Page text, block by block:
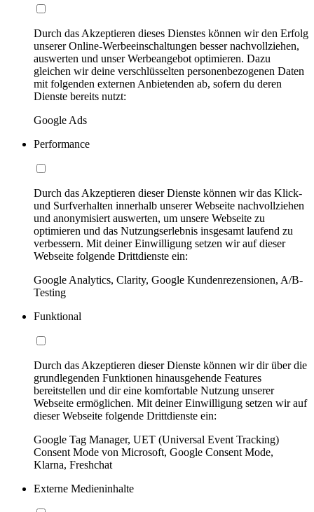
Durch das Akzeptieren dieses Dienstes können wir den Erfolg
unserer Online-Werbeeinschaltungen besser nachvollziehen,
auswerten und unser Werbeangebot optimieren. Dazu
gleichen wir deine verschlüsselten personenbezogenen Daten
mit folgenden externen Anbietenden ab, sofern du deren
Dienste bereits nutzt:
Google Ads
Performance
Durch das Akzeptieren dieser Dienste können wir das Klick-
und Surfverhalten innerhalb unserer Webseite nachvollziehen
und anonymisiert auswerten, um unsere Webseite zu
optimieren und das Nutzungserlebnis insgesamt laufend zu
verbessern. Mit deiner Einwilligung setzen wir auf dieser
Webseite folgende Drittdienste ein:
Google Analytics, Clarity, Google Kundenrezensionen, A/B-
Testing
Funktional
Durch das Akzeptieren dieser Dienste können wir dir über die
grundlegenden Funktionen hinausgehende Features
bereitstellen und dir eine komfortable Nutzung unserer
Webseite ermöglichen. Mit deiner Einwilligung setzen wir auf
dieser Webseite folgende Drittdienste ein:
Google Tag Manager, UET (Universal Event Tracking)
Consent Mode von Microsoft, Google Consent Mode,
Klarna, Freshchat
Externe Medieninhalte